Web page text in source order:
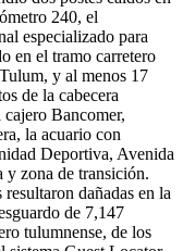
240, el
especializado para
en el tramo carretero
y al menos 17
de la cabecera
Bancomer,
la acuario con
Deportiva, Avenida
zona de transición.
dañadas en la
de 7,147
tulumnense, de los